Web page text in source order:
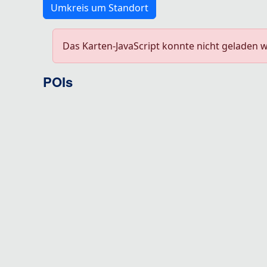
Umkreis um Standort
Das Karten-JavaScript konnte nicht geladen
POIs